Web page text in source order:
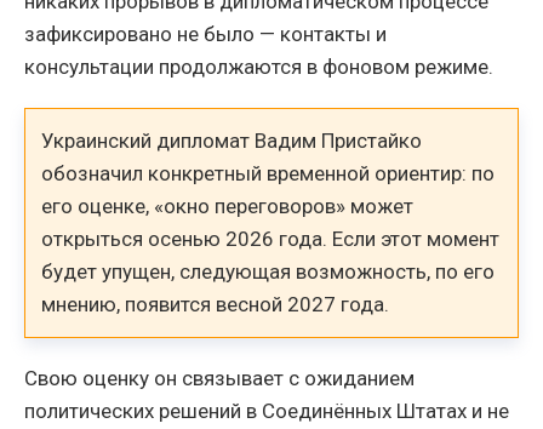
зафиксировано не было — контакты и
консультации продолжаются в фоновом режиме.
Украинский дипломат Вадим Пристайко
обозначил конкретный временной ориентир: по
его оценке, «окно переговоров» может
открыться осенью 2026 года. Если этот момент
будет упущен, следующая возможность, по его
мнению, появится весной 2027 года.
Свою оценку он связывает с ожиданием
политических решений в Соединённых Штатах и не